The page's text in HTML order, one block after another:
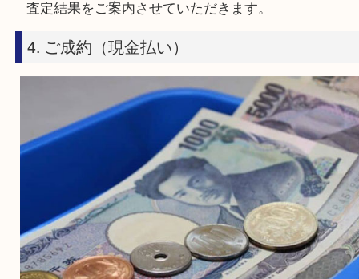
※査定中に外出される場合はスタッフにお声がけ
3. 査定結果のご案内